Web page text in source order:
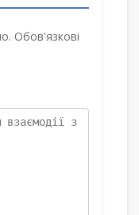
Обов'язкові